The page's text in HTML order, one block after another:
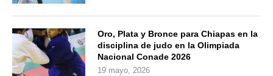
Oro, Plata y Bronce para Chiapas en la
disciplina de judo en la Olimpiada
Nacional Conade 2026
19 mayo, 2026